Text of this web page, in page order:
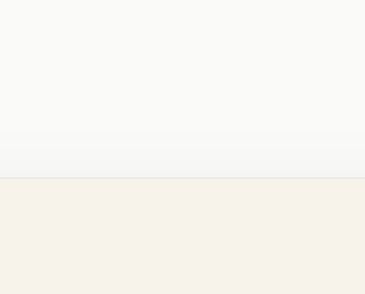
.   .   .   .   +   .   .   o   .
.   .   .   .   .   .   x   .   .